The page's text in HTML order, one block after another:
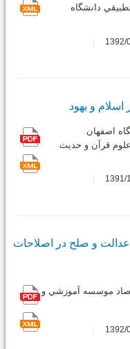
دانشگاه
و یهود
اصفهان
قرآن و حديث
و صلح در اصلاحات
موسسه آموزشي و